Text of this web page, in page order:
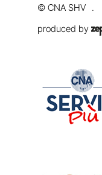
© CNA SHV
produced by